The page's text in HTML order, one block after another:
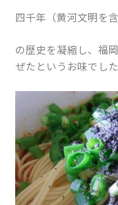
四千年（黄河文明を
の歴史を凝縮し、福
ぜたというお味でした